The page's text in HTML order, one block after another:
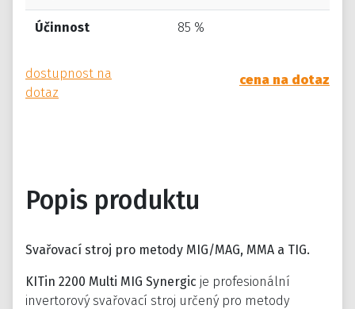
Účinnost 85 %
dostupnost na
dotaz
cena na dotaz
Popis produktu
Svařovací stroj pro metody MIG/MAG, MMA a TIG.
KITin 2200 Multi MIG Synergic je profesionální
invertorový svařovací stroj určený pro metody